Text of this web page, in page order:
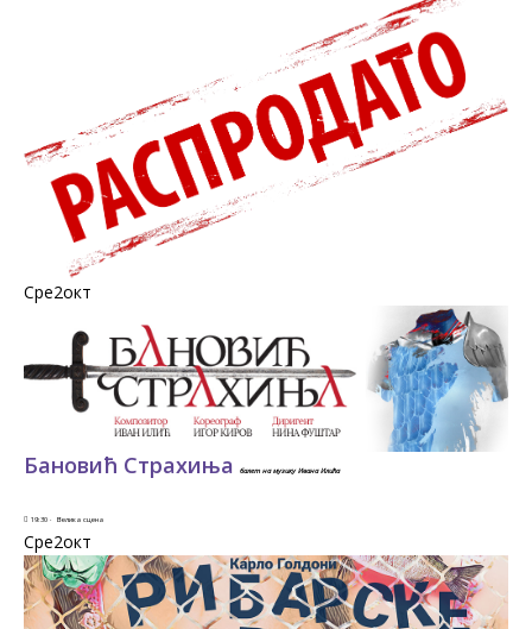
Сре2окт
Бановић Страхиња балет на музику Ивана Илића
19:30 · Велика сцена
Сре2окт